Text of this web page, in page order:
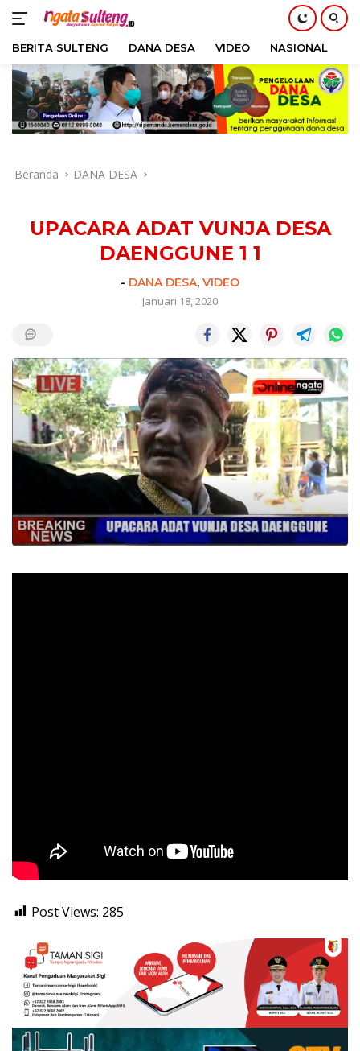
Langsung
konten
BERITA SULTENG DANA DESA VIDEO NASIONAL
Beranda DANA DESA
UPACARA ADAT VUNJA DESA
DAENGGUNE 1 1
- DANA DESA, VIDEO
Januari 18, 2020
Post Views: 285